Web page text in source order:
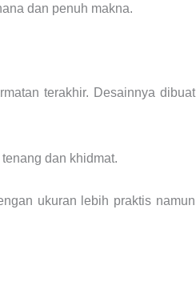
dan penuh makna.
terakhir. Desainnya dibuat
dan khidmat.
ukuran lebih praktis namun